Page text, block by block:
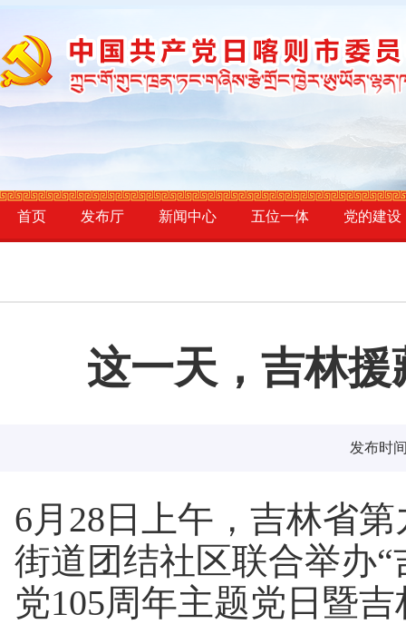
首页 发布厅 新闻中心 五位一体 党的建设
这一天，吉林
发布时
6月28日上午，吉林省
街道团结社区联合举办
党105周年主题党日暨